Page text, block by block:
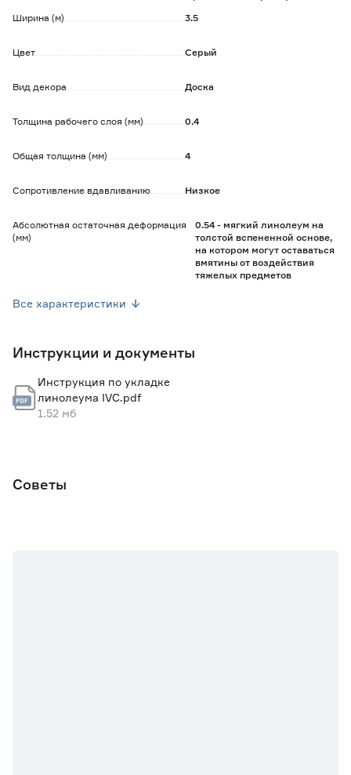
- значительная толщина линолеума обеспечивает тепло-
- комфорт при ходьбе - пол мягкий и теплый;
- допускается использование с системой теплых полов,
выше 27 °C;
Данный товар отпускается метрами погонными.
При заказе необходимо указывать количество в
Тон (оттенок) линолеума может отличаться от партии к
Цветопередача зависит от индивидуальных настроек
Цвет напольного покрытия может изменяться в
Ширина (м)
3.5
Цвет Серый
Вид декора Доска
Толщина рабочего слоя (мм) 0.4
Общая толщина (мм) 4
Сопротивление вдавливанию Низкое
Абсолютная остаточная деформация
(мм)
0.54 - мягкий линолеум на
толстой вспененной основе,
на котором могут оставаться
вмятины от воздействия
тяжелых предметов
Вид тиснения Без тиснения
Основа
Все характеристики
Инструкции и документы
Инструкция по укладке
линолеума IVC.pdf
1.52 мб
Советы